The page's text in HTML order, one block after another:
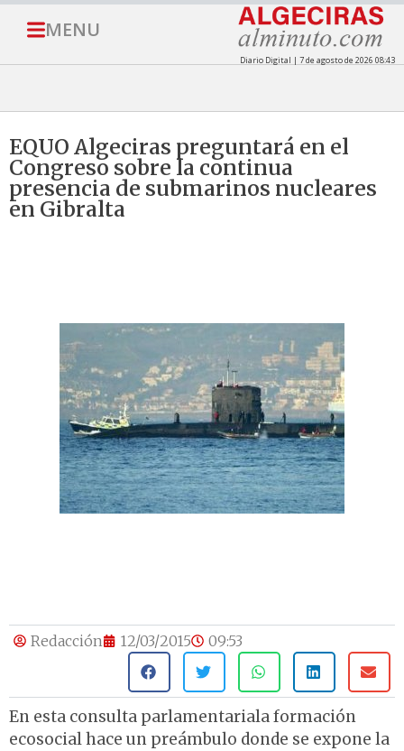
MENU
Diario Digital | 7 de agosto de 2026 08:43
EQUO Algeciras preguntará en el
Congreso sobre la continua
presencia de submarinos nucleares
en Gibralta
Redacción 12/03/2015 09:53
En esta consulta parlamentariala formación
ecosocial hace un preámbulo donde se expone la